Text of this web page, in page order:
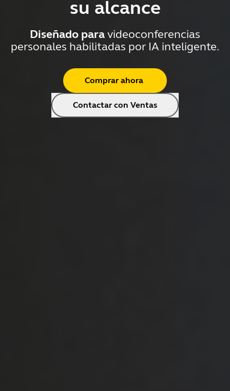
su alcance
Diseñado paravideoconferencias
personales habilitadas por IA inteligente.
Comprar ahora
Contactar con Ventas